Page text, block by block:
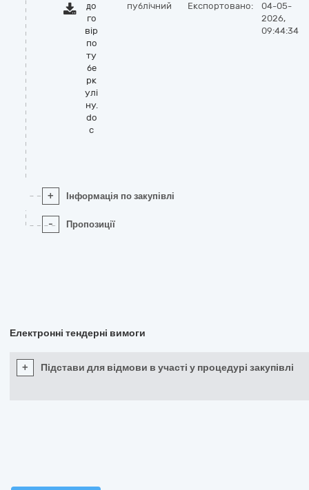
до
го
вір
по
ту
бе
рк
улі
ну.
do
c
публічний Експортовано:
04-05-
2026,
09:44:34
+ Інформація по закупівлі
- Пропозиції
Електронні тендерні вимоги
+ Підстави для відмови в участі у процедурі закупівлі